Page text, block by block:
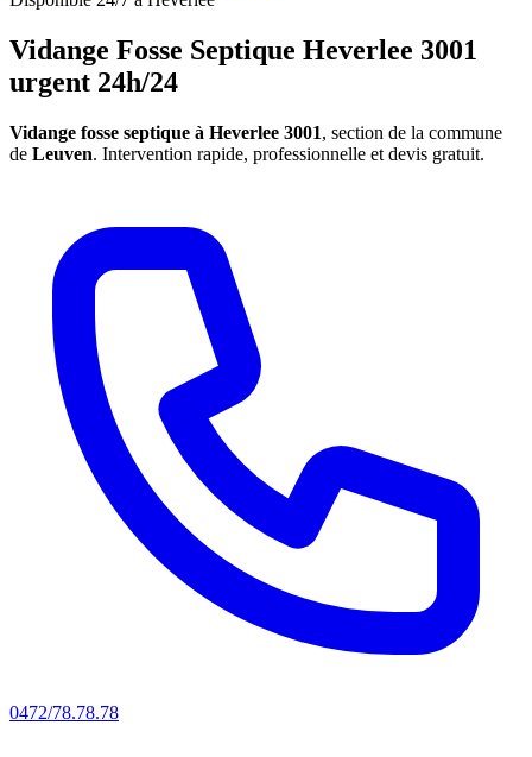
Vidange Fosse Septique Heverlee 3001
urgent 24h/24
Vidange fosse septique à Heverlee 3001, section de la commune
de Leuven. Intervention rapide, professionnelle et devis gratuit.
0472/78.78.78